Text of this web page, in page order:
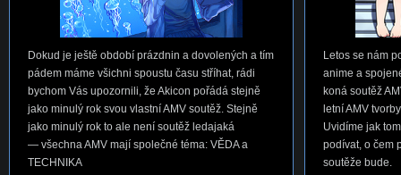
Dokud je ještě období prázdnin a dovolených a tím
pádem máme všichni spoustu času stříhat, rádi
bychom Vás upozornili, že Akicon pořádá stejně
jako minulý rok svou vlastní AMV soutěž. Stejně
jako minulý rok to ale není soutěž ledajaká
— všechna AMV mají společné téma: VĚDA a
TECHNIKA
Letos se nám
anime a
koná soutěž
letní AMV
Uvidíme jak
podívat, o čem
soutěže bude.